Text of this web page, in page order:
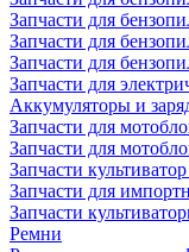
Запчасти для
Запчасти для
Запчасти для
Запчасти для
Аккумуляторы и
Запчасти для
Запчасти для
Запчасти
Запчасти для
Запчасти
Ремни